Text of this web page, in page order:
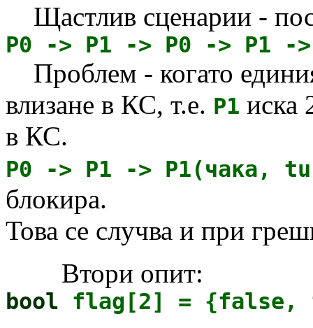
Щастлив сценарии -
P0 -> P1 -> P0 -> P1
Проблем - когато
влизане в КС, т.е. P1 иска
в КС.
P0 -> P1 -> P1(чака,
блокира.
Това се случва и при
Втори опит:
bool flag[2] = {false,